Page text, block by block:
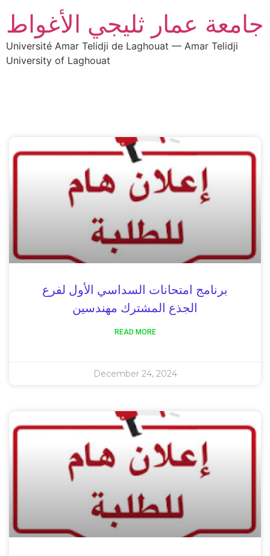
جامعة عمار ثليجي الأغواط
Université Amar Telidji de Laghouat — Amar Telidji
University of Laghouat
برنامج امتحانات السداسي الأول لفرع
الجذع المشترك مهندسين
READ MORE
December 24, 2024